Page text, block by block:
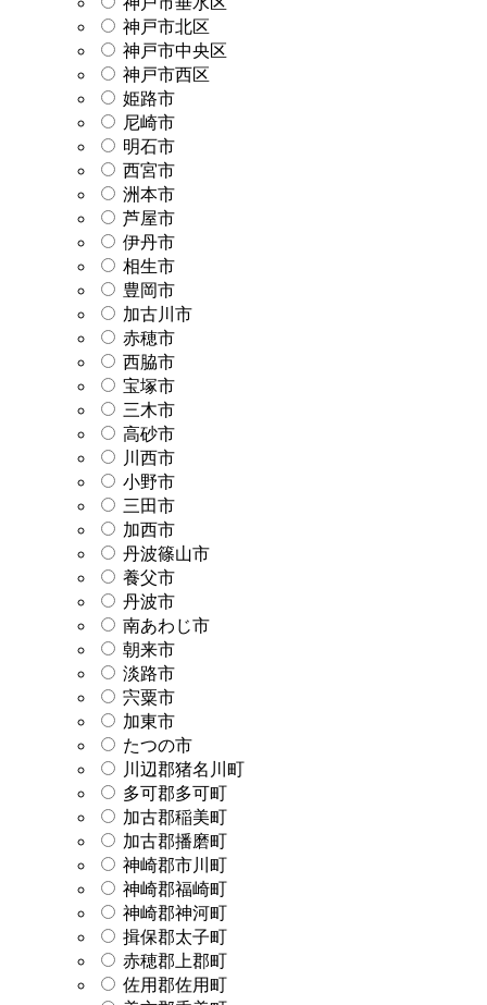
神戸市北区
神戸市中央区
神戸市西区
姫路市
尼崎市
明石市
西宮市
洲本市
芦屋市
伊丹市
相生市
豊岡市
加古川市
赤穂市
西脇市
宝塚市
三木市
高砂市
川西市
小野市
三田市
加西市
丹波篠山市
養父市
丹波市
南あわじ市
朝来市
淡路市
宍粟市
加東市
たつの市
川辺郡猪名川町
多可郡多可町
加古郡稲美町
加古郡播磨町
神崎郡市川町
神崎郡福崎町
神崎郡神河町
揖保郡太子町
赤穂郡上郡町
佐用郡佐用町